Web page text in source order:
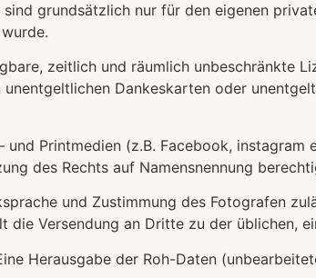
grundsätzlich nur für den eigenen
zeitlich und räumlich unbeschränkte
Dankeskarten oder
und Printmedien (z.B. Facebook,
des Rechts auf Namensnennung
und Zustimmung des Fotografen
die Versendung an Dritte zu der üblichen,
Herausgabe der Roh-Daten